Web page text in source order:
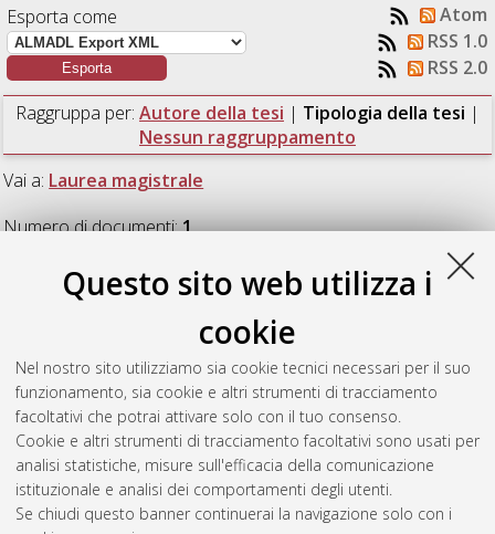
Questo sito web utilizza i
cookie
Nel nostro sito utilizziamo sia cookie tecnici necessari per il suo
funzionamento, sia cookie e altri strumenti di tracciamento
facoltativi che potrai attivare solo con il tuo consenso.
Cookie e altri strumenti di tracciamento facoltativi sono usati per
analisi statistiche, misure sull'efficacia della comunicazione
istituzionale e analisi dei comportamenti degli utenti.
Se chiudi questo banner continuerai la navigazione solo con i
Esporta come
Atom
RSS 1.0
RSS 2.0
Raggruppa per: Autore della tesi | Tipologia della tesi |
Nessun raggruppamento
Vai a: Laurea magistrale
Numero di documenti:1.
Laurea magistrale
cooperation of linear multi-agent systems. [Laurea magistrale],
Università di Bologna, Corso di Studio in Automation
engineering / ingegneria dell’automazione [LM-DM270]
Documento full-text non disponibile
Questa lista e' stata generata ilFri Aug 7 07:24:53 2026 CEST